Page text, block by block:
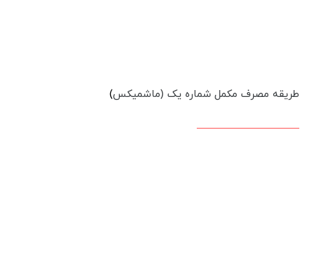
طریقه مصرف مکمل شماره یک (ماشمیکس)